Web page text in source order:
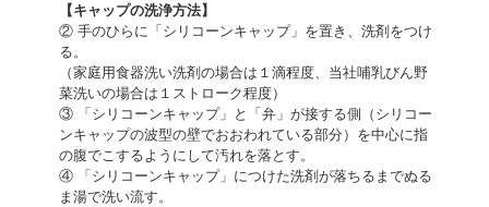
【キャップの洗浄方法】
② 手のひらに「シリコーンキャップ」を置き、洗剤をつけ
る。
（家庭用食器洗い洗剤の場合は１滴程度、当社哺乳びん野
菜洗いの場合は１ストローク程度）
③ 「シリコーンキャップ」と「弁」が接する側（シリコー
ンキャップの波型の壁でおおわれている部分）を中心に指
の腹でこするようにして汚れを落とす。
④ 「シリコーンキャップ」につけた洗剤が落ちるまでぬる
ま湯で洗い流す。